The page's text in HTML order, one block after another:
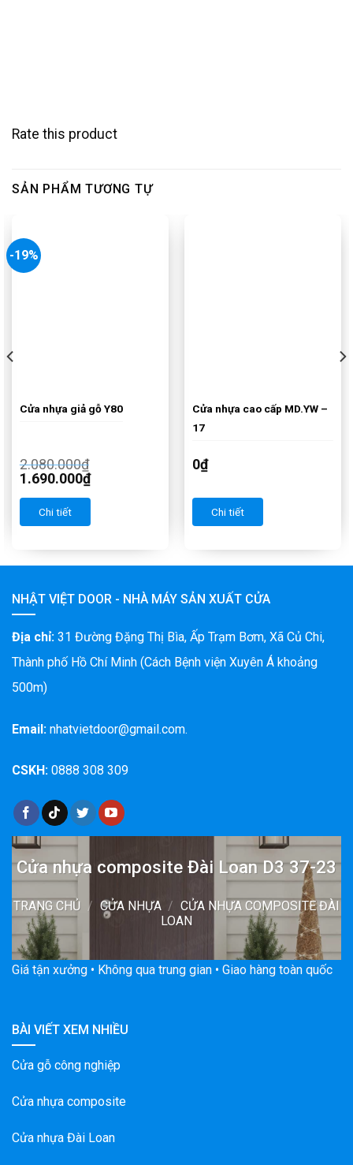
Rate this product
SẢN PHẨM TƯƠNG TỰ
-19%
Cửa nhựa giả gỗ Y80
2.080.000₫
1.690.000₫
Chi tiết
Cửa nhựa cao cấp MD.YW –
17
0₫
Chi tiết
NHẬT VIỆT DOOR - NHÀ MÁY SẢN XUẤT CỬA
Địa chỉ: 31 Đường Đặng Thị Bìa, Ấp Trạm Bơm, Xã Củ Chi,
Thành phố Hồ Chí Minh (Cách Bệnh viện Xuyên Á khoảng
500m)
Email: nhatvietdoor@gmail.com.
CSKH: 0888 308 309
Cửa nhựa composite Đài Loan D3 37-23
TRANG CHỦ / CỬA NHỰA / CỬA NHỰA COMPOSITE ĐÀI
LOAN
Giá tận xưởng • Không qua trung gian • Giao hàng toàn quốc
BÀI VIẾT XEM NHIỀU
Cửa gỗ công nghiệp
Cửa nhựa composite
Cửa nhựa Đài Loan